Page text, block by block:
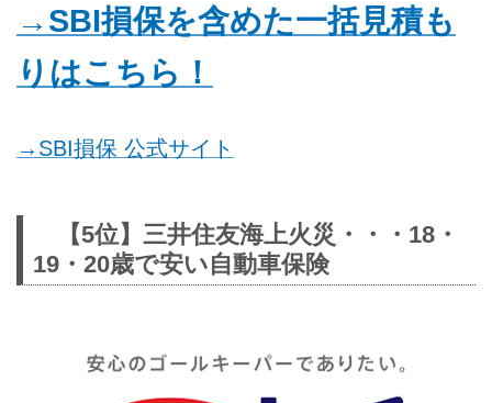
→SBI損保を含めた一括見積も
りはこちら！
→SBI損保 公式サイト
【5位】三井住友海上火災・・・18・
19・20歳で安い自動車保険